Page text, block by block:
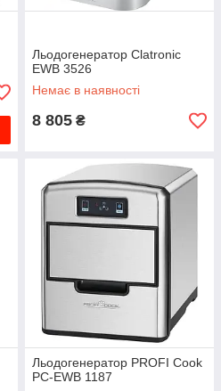
Льодогенератор Clatronic
EWB 3526
Немає в наявності
8 805 ₴
Льодогенератор PROFI Cook
PC-EWB 1187